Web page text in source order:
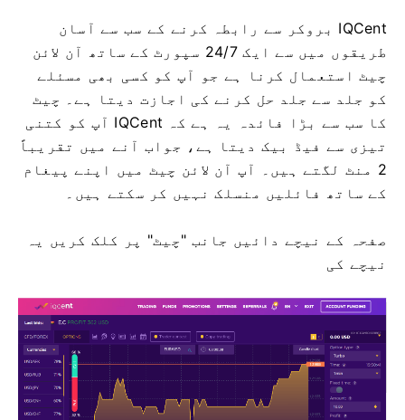
IQCent بروکر سے رابطہ کرنے کے سب سے آسان
طریقوں میں سے ایک 24/7 سپورٹ کے ساتھ آن لائن
چیٹ استعمال کرنا ہے جو آپ کو کسی بھی مسئلے
کو جلد سے جلد حل کرنے کی اجازت دیتا ہے۔ چیٹ
کا سب سے بڑا فائدہ یہ ہے کہ IQCent آپ کو کتنی
تیزی سے فیڈ بیک دیتا ہے، جواب آنے میں تقریباً
2 منٹ لگتے ہیں۔
آپ آن لائن چیٹ میں اپنے پیغام
کے ساتھ فائلیں منسلک نہیں کر سکتے ہیں۔
صفحہ کے نیچے دائیں جانب "چیٹ" پر کلک کریں یہ
نیچے کی